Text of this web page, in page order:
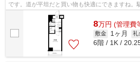
です。道が平坦だと買い物も快適にできますね。
ら、駅前のお買い物も便利です。周辺に...
8万円 (管理費
敷金 1ヶ月 礼
6階 / 1K /